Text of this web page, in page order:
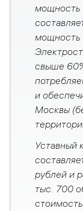
мощность
мощность
свыше
и
Москвы
Уставный
рублей и
тыс. 700